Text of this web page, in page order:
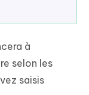
à
selon les
saisis